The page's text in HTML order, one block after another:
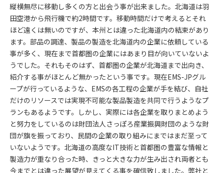
縦横無尽に移動し多くの方と出会う事が出来ました。北海道は羽
田空港から飛行機で約2時間です。移動時間だけで考えるとそれ
ほど遠くは無いのですが、本州とは違った北海道内の結束があり
ます。部品の調達、製品の製造を北海道内の企業に依頼している
事が多く、現在まで首都圏の企業にはあまり目が向いていないよ
うでした。それもそのはず、首都圏の企業が北海道まで出向き、
紹介する事がほとんど無かったという事です。現在EMS-JPグル
ープが行っているような、EMSの各工程の企業が手を結び、自社
だけのリソースでは実現不可能な製品製造を共同で行うようなプ
ランもあるようです。しかし、実際には各企業を取りまとめよう
と努力をしているのは財団法人さっぽろ産業振興財団のような財
団が旗を振っており、民間の企業の取り組みにまではまだ至って
いないようです。北海道の高度なIT技術と首都圏の豊富な情報と
製造力が重なり合った時、きっと大きな力が生み出され両者とも
今までとは違った展望が見えてくる事を確信致しました。弊社と